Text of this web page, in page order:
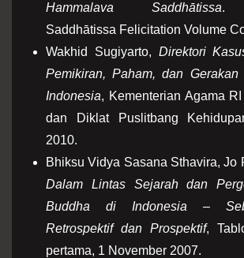
Hammalava Saddhātissa.
Saddhātissa Felicitation Volume
Wakhid Sugiyarto, Direktori
Pemikiran, Paham, dan
Indonesia, Kementerian Agama
dan Diklat Puslitbang
2010.
Bhiksu Vidya Sasana Sthavira, Jo
Dalam Lintas Sejarah dan
Buddha di Indonesia –
Retrospektif dan Prospektif,
pertama, 1 November 2007.